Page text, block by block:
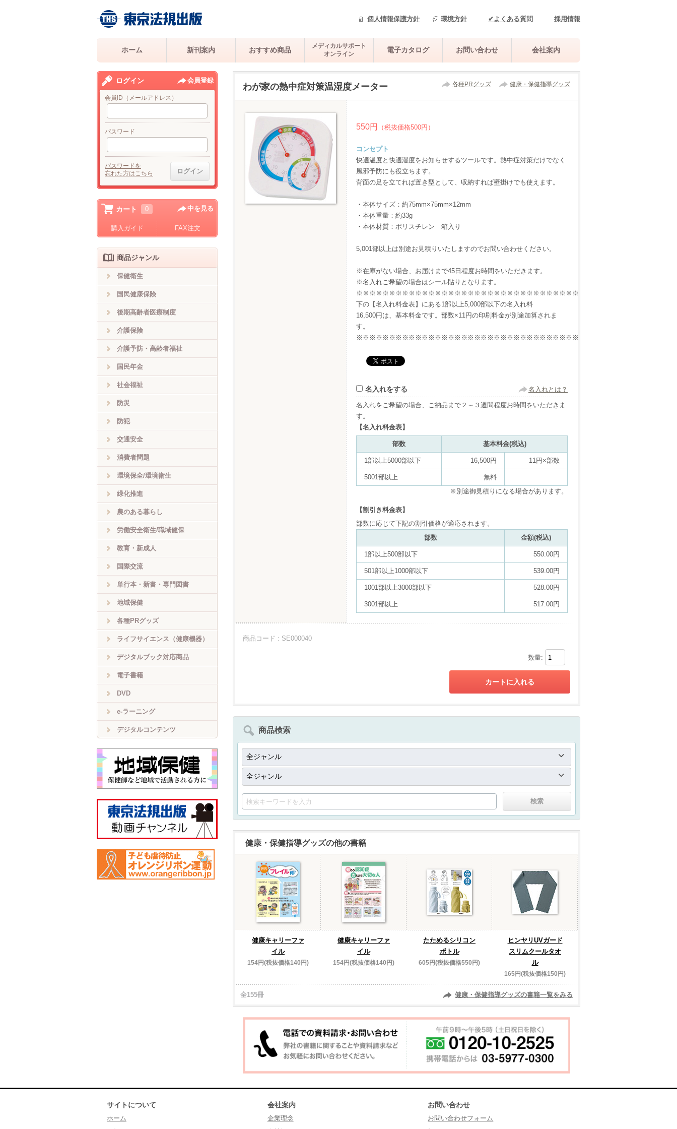
個人情報保護方針 環境方針 ✔よくある質問 採用情報
ホーム 新刊案内 おすすめ商品
メディカルサポート
オンライン
電子カタログ お問い合わせ 会社案内
各種PRグッズ 健康・保健指導グッズ
わが家の熱中症対策温湿度メーター
550円 （税抜価格500円）
コンセプト
快適温度と快適湿度をお知らせするツールです。熱中症対策だけでなく
風邪予防にも役立ちます。
背面の足を立てれば置き型として、収納すれば壁掛けでも使えます。
・本体サイズ：約75mm×75mm×12mm
・本体重量：約33g
・本体材質：ポリスチレン 箱入り
5,001部以上は別途お見積りいたしますのでお問い合わせください。
※在庫がない場合、お届けまで45日程度お時間をいただきます。
※名入れご希望の場合はシール貼りとなります。
下の【名入れ料金表】にある1部以上5,000部以下の名入れ料
16,500円は、基本料金です。部数×11円の印刷料金が別途加算されま
す。
名入れをする 名入れとは？
名入れをご希望の場合、ご納品まで２～３週間程度お時間をいただきま
す。
【名入れ料金表】
部数 基本料金(税込)
1部以上5000部以下 16,500円 11円×部数
5001部以上
無料
※別途御見積りになる場合があります。
【割引き料金表】
部数に応じて下記の割引価格が適応されます。
部数
金額(税込)
1部以上500部以下 550.00円
501部以上1000部以下 539.00円
1001部以上3000部以下 528.00円
3001部以上 517.00円
商品コード : SE000040
数量:
商品検索
健康・保健指導グッズの他の書籍
健康キャリーファ
イル
154円(税抜価格140円)
健康キャリーファ
イル
154円(税抜価格140円)
たためるシリコン
ボトル
605円(税抜価格550円)
ヒンヤリUVガード
スリムクールタオ
ル
165円(税抜価格150円)
全155冊 健康・保健指導グッズの書籍一覧をみる
ログイン 会員登録
会員ID（メールアドレス）
パスワード
パスワードを
忘れた方はこちら
カート 0 中を見る
購入ガイド FAX注文
商品ジャンル
保健衛生
国民健康保険
後期高齢者医療制度
介護保険
介護予防・高齢者福祉
国民年金
社会福祉
防災
防犯
交通安全
消費者問題
環境保全/環境衛生
緑化推進
農のある暮らし
労働安全衛生/職域健保
教育・新成人
国際交流
単行本・新書・専門図書
地域保健
各種PRグッズ
ライフサイエンス（健康機器）
デジタルブック対応商品
電子書籍
DVD
e-ラーニング
デジタルコンテンツ
サイトについて
ホーム
会社案内
企業理念
お問い合わせ
お問い合わせフォーム